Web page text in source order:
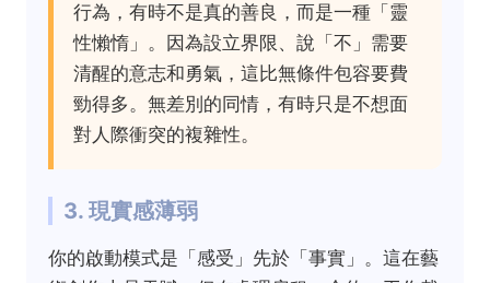
行為，有時不是真的善良，而是一種「靈
性懶惰」。因為設立界限、說「不」需要
清醒的意志和勇氣，這比無條件包容要費
勁得多。無差別的同情，有時只是不想面
對人際衝突的複雜性。
3. 現實感薄弱
你的啟動模式是「感受」先於「事實」。這在藝